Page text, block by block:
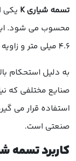
تسمه شیاری K یکی
4.6 میلی متر و زاویه دندانه 40 درجه است.
صنایع مختلفی که
استفاده قرار می
صنعتی است.
کاربرد تسمه